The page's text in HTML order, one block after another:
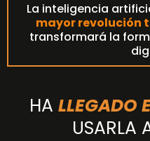
La inteligencia
mayor revolución
transformará la
HA LLEGADO
USARLA